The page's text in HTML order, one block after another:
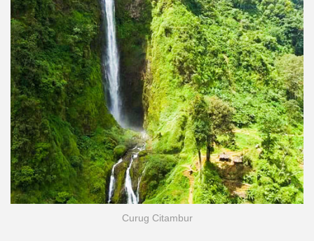
Curug Citambur